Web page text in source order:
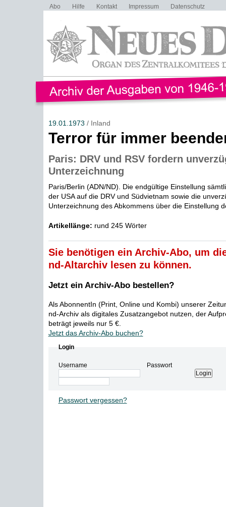
Abo Hilfe Kontakt Impressum Datenschutz
19.01.1973 / Inland
Terror für immer
Paris: DRV und RSV fordern
Unterzeichnung
Paris/Berlin (ADN/ND). Die endgültige Einstellung
der USA auf die DRV und Südvietnam sowie die
Unterzeichnung des Abkommens über die Einstellung
Artikellänge: rund 245 Wörter
Sie benötigen ein Archiv-Abo, um
nd-Altarchiv lesen zu können.
Jetzt ein Archiv-Abo bestellen?
Als AbonnentIn (Print, Online und Kombi) unserer
nd-Archiv als digitales Zusatzangebot nutzen, der
beträgt jeweils nur 5 €.
Jetzt das Archiv-Abo buchen?
Login
Username Passwort
Passwort vergessen?